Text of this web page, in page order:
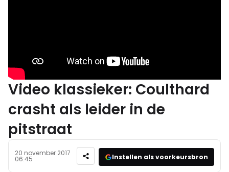
Video klassieker: Coulthard
crasht als leider in de
pitstraat
20 november 2017
06:45 Instellen als voorkeursbron